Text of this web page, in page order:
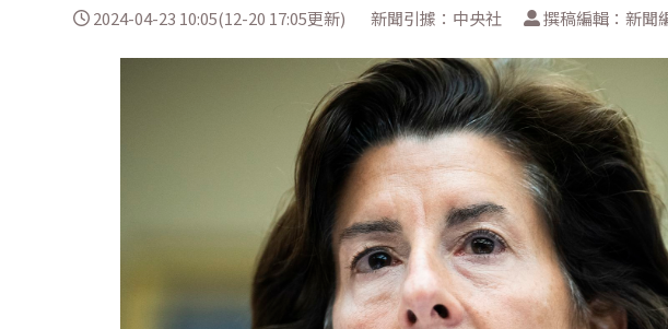
2024-04-23 10:05(12-20 17:05更新) 新聞引據：中央社 撰稿編輯：新聞